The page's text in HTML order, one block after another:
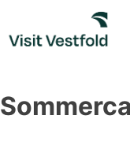
content